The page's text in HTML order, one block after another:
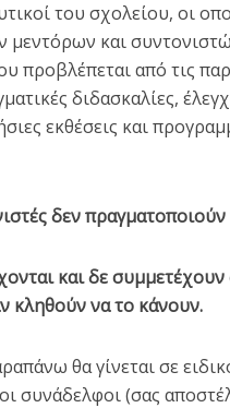
του σχολείου, οι
μεντόρων και
προβλέπεται από τις
διδασκαλίες,
εκθέσεις και
δεν
και δε
κληθούν να το κάνουν.
θα γίνεται σε
συνάδελφοι (σας